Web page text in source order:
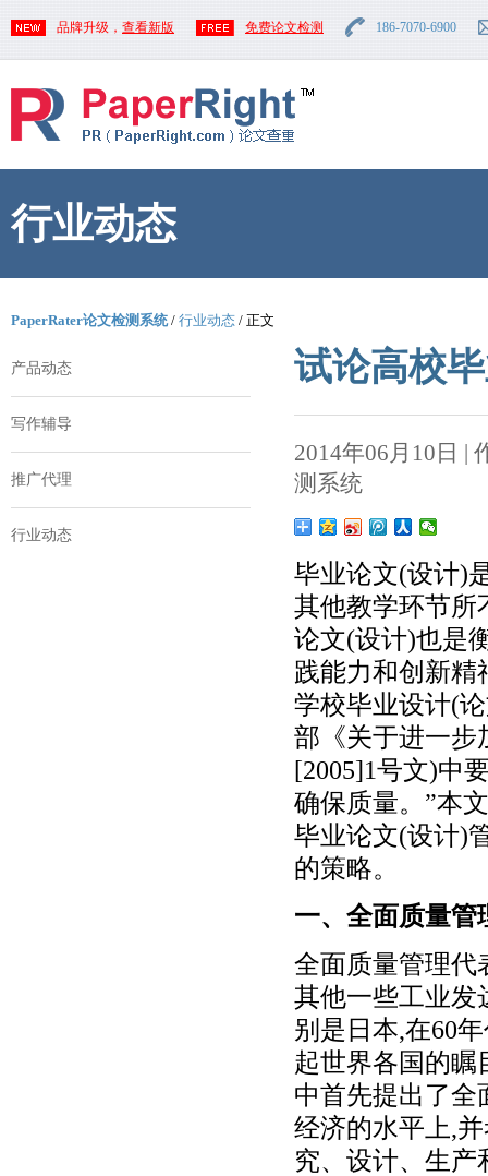
品牌升级， 查看新版 免费论文检测 186-7070-6900
行业动态
PaperRater论文检测系统/ 行业动态 / 正文
产品动态
写作辅导
推广代理
行业动态
试论高校
2014年06月10日 |
测系统
毕业论文(设计)
其他教学环节所
论文(设计)也是
践能力和创新精
学校毕业设计(
部《关于进一步
[2005]1号文)中
确保质量。”本
毕业论文(设计)
的策略。
一、全面质量管
全面质量管理代
其他一些工业发
别是日本,在60
起世界各国的瞩
中首先提出了全
经济的水平上,
究、设计、生产